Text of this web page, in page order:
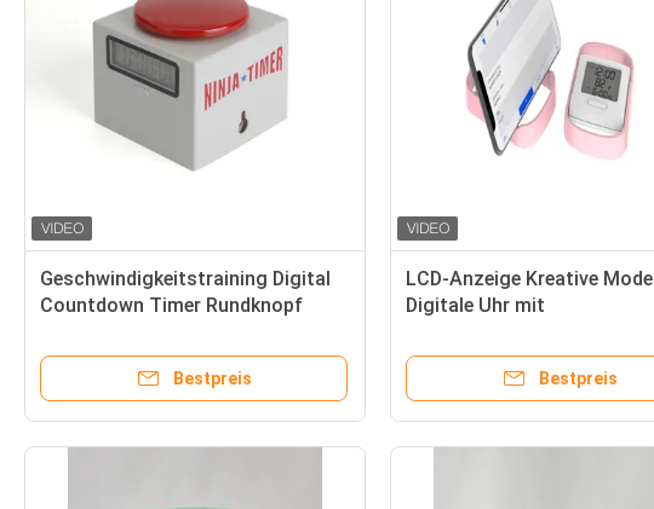
Geschwindigkeitstraining Digital
Countdown Timer Rundknopf
Bestpreis
LCD-Anzeige Kreative Mode
Digitale Uhr mit
Bestpreis